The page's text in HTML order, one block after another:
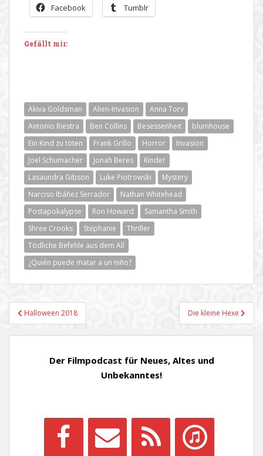
Facebook Tumblr
Gefällt mir:
Akiva Goldsman Alien-Invasion
Anna Torv
Antonio Riestra
Ben Collins Besessenheit
blumhouse
Ein Kind zu töten
Frank Grillo Horror
Invasion
Joel Schumacher
Jonah Beres
Kinder
Lasaundra Gibson
Luke Piotrowski
Mystery
Narciso Ibáñez Serrador
Nathan Whitehead
Postapokalypse
Ron Howard
Samantha Smith
Shree Crooks
Stephanie
Thriller
Tödliche Befehle aus dem All
¿Quién puede matar a un niño?
Beitragsnavigation
Halloween 2018 Die kleine Hexe
Der Filmpodcast für Neues, Altes und
Unbekanntes!